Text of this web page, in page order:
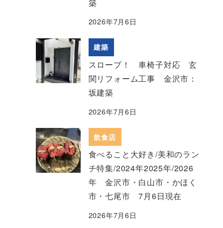
築
2026年7月6日
建築
スロープ！ 車椅子対応 玄
関リフォーム工事 金沢市：
坂建築
2026年7月6日
飲食店
食べること大好き/美和のラン
チ特集/2024年2025年/2026
年 金沢市・白山市・かほく
市・七尾市 7月6日現在
2026年7月6日